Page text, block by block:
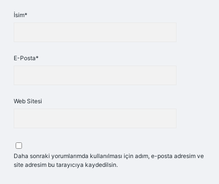
İsim*
E-Posta*
Web Sitesi
Daha sonraki yorumlarımda kullanılması için adım, e-posta adresim ve
site adresim bu tarayıcıya kaydedilsin.